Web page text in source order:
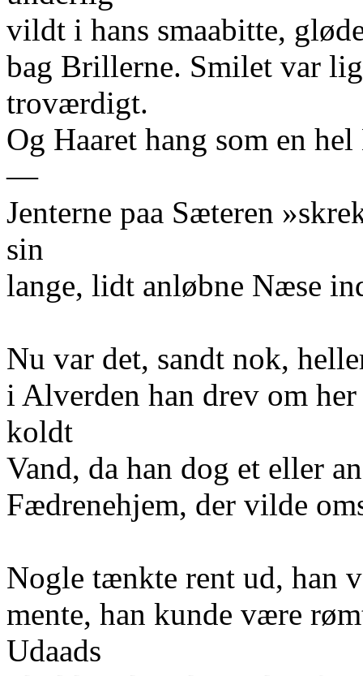
vildt i hans smaabitte,
bag Brillerne. Smilet var
troværdigt.
Og Haaret hang som en
—
Jenterne paa Sæteren
sin
lange, lidt anløbne Næse
Nu var det, sandt nok,
i Alverden han drev om
koldt
Vand, da han dog et eller
Fædrenehjem, der vilde
Nogle tænkte rent ud, han
mente, han kunde være
Udaads